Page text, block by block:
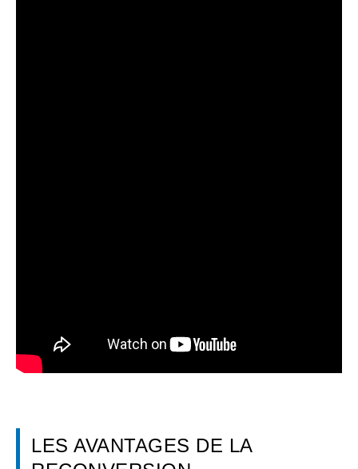
LES AVANTAGES DE LA